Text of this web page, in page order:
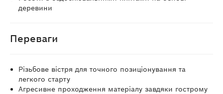
деревини
Переваги
Різьбове вістря для точного позиціонування та
легкого старту
Агресивне проходження матеріалу завдяки гострому